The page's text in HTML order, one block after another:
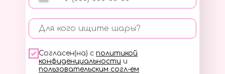
Для кого ищите шары?
Согласен(на) с политикой
конфиденциальности и
пользовательским согл-ем